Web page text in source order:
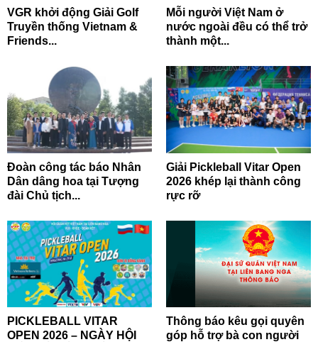
VGR khởi động Giải Golf
Truyền thống Vietnam &
Friends...
Mỗi người Việt Nam ở
nước ngoài đều có thể trở
thành một...
Đoàn công tác báo Nhân
Dân dâng hoa tại Tượng
đài Chủ tịch...
Giải Pickleball Vitar Open
2026 khép lại thành công
rực rỡ
PICKLEBALL VITAR
OPEN 2026 – NGÀY HỘI
Thông báo kêu gọi quyên
góp hỗ trợ bà con người